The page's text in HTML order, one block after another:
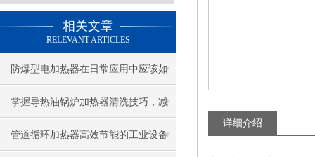
相关文章
RELEVANT ARTICLES
防爆型电加热器在日常应用中应该如
何维护保养
掌握导热油锅炉加热器清洗技巧，减
少安全隐患
管道循环加热器高效节能的工业设备
详细介绍